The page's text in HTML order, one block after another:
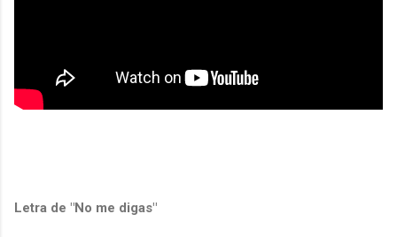
Letra de "No me digas"